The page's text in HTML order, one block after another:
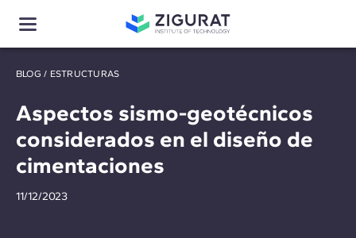
BLOG / ESTRUCTURAS
Aspectos sismo-geotécnicos
considerados en el diseño de
cimentaciones
11/12/2023